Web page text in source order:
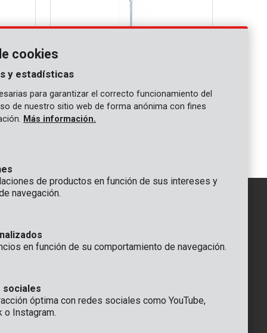
KRT050009
Agitador para mezcladoras Ø
GENERAL
+32 (0)3 292 92 90
cookies
y estadísticas
para garantizar el correcto funcionamiento del
de nuestro sitio web de forma anónima con fines
Más información.
de productos en función de sus intereses y
navegación.
en función de su comportamiento de navegación.
sociales
óptima con redes sociales como YouTube,
o Instagram.